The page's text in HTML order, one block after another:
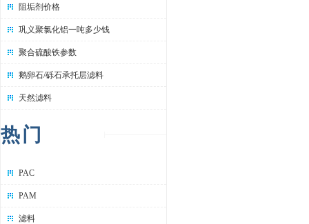
阻垢剂价格
巩义聚氯化铝一吨多少钱
聚合硫酸铁参数
鹅卵石/砾石承托层滤料
天然滤料
热门
PAC
PAM
滤料